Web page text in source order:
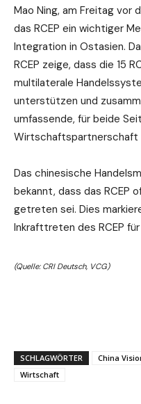
Mao Ning, am Freitag vor
das RCEP ein wichtiger
Integration in Ostasien.
RCEP zeige, dass die 15
multilaterale
unterstützen und
umfassende, für beide
Wirtschaftspartnerschaft
Das chinesische
bekannt, dass das RCEP
getreten sei. Dies
Inkrafttreten des RCEP
(Quelle: CRI Deutsch, VCG)
SCHLAGWÖRTER China
Wirtschaft